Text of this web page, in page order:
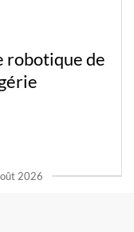
robotique de
2026